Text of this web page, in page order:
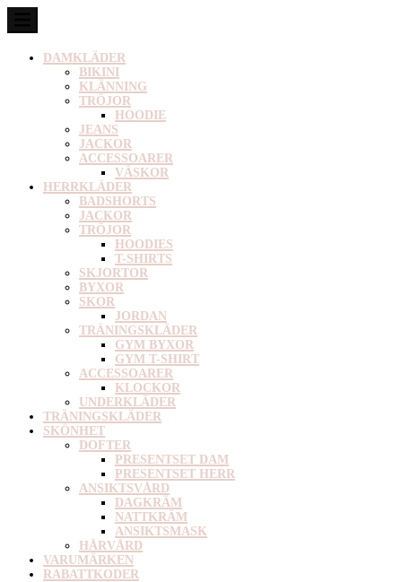
DAMKLÄDER
BIKINI
KLÄNNING
TRÖJOR
HOODIE
JEANS
JACKOR
ACCESSOARER
VÄSKOR
HERRKLÄDER
BADSHORTS
JACKOR
TRÖJOR
HOODIES
T-SHIRTS
SKJORTOR
BYXOR
SKOR
JORDAN
TRÄNINGSKLÄDER
GYM BYXOR
GYM T-SHIRT
ACCESSOARER
KLOCKOR
UNDERKLÄDER
TRÄNINGSKLÄDER
SKÖNHET
DOFTER
PRESENTSET DAM
PRESENTSET HERR
ANSIKTSVÅRD
DAGKRÄM
NATTKRÄM
ANSIKTSMASK
HÅRVÅRD
VARUMÄRKEN
RABATTKODER